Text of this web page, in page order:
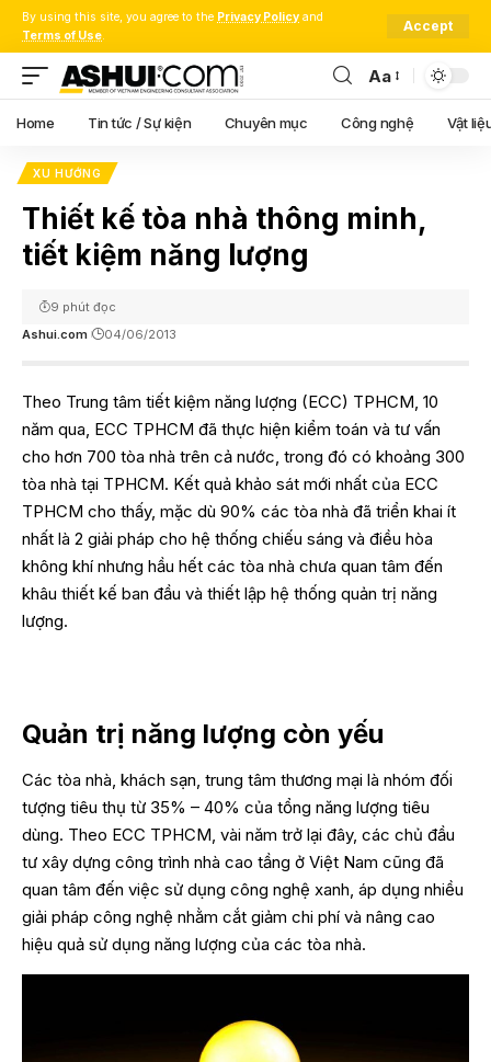
By using this site, you agree to the Privacy Policy and
Terms of Use.
Accept
Font
Resizer
Aa
Home Tin tức / Sự kiện Chuyên mục Công nghệ Vật
XU HƯỚNG
Thiết kế tòa nhà thông minh,
tiết kiệm năng lượng
Ashui.com 04/06/2013
9 phút đọc
Theo Trung tâm tiết kiệm năng lượng (ECC) TPHCM, 10
năm qua, ECC TPHCM đã thực hiện kiểm toán và tư vấn
cho hơn 700 tòa nhà trên cả nước, trong đó có khoảng 300
tòa nhà tại TPHCM. Kết quả khảo sát mới nhất của ECC
TPHCM cho thấy, mặc dù 90% các tòa nhà đã triển khai ít
nhất là 2 giải pháp cho hệ thống chiếu sáng và điều hòa
không khí nhưng hầu hết các tòa nhà chưa quan tâm đến
khâu thiết kế ban đầu và thiết lập hệ thống quản trị năng
lượng.
Quản trị năng lượng còn yếu
Các tòa nhà, khách sạn, trung tâm thương mại là nhóm đối
tượng tiêu thụ từ 35% – 40% của tổng năng lượng tiêu
dùng. Theo ECC TPHCM, vài năm trở lại đây, các chủ đầu
tư xây dựng công trình nhà cao tầng ở Việt Nam cũng đã
quan tâm đến việc sử dụng công nghệ xanh, áp dụng nhiều
giải pháp công nghệ nhằm cắt giảm chi phí và nâng cao
hiệu quả sử dụng năng lượng của các tòa nhà.